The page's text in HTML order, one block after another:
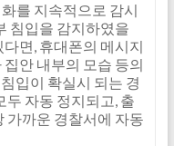
를 지속적으로 감시
침입을 감지하였을
면, 휴대폰의 메시지
안 내부의 모습 등의
입이 확실시 되는 경
두 자동 정지되고, 출
가까운 경찰서에 자동